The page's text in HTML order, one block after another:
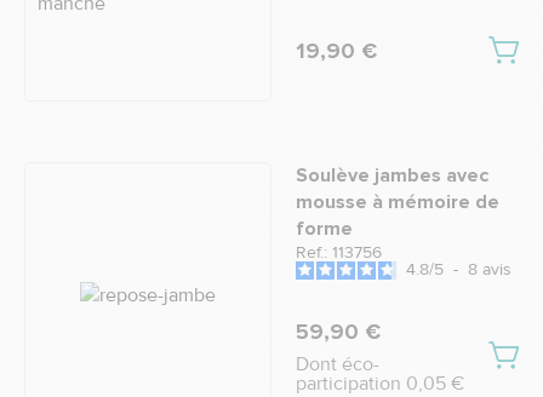
19,90 €
Soulève jambes avec
mousse à mémoire de
forme
Ref.: 113756
4.8/5 - 8 avis
59,90 €
Dont éco-
participation 0,05 €